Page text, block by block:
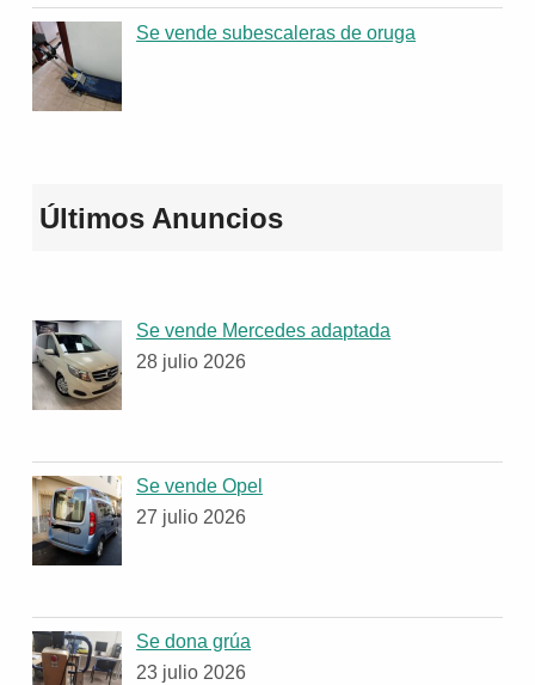
Se vende subescaleras de oruga
Últimos Anuncios
Se vende Mercedes adaptada
28 julio 2026
Se vende Opel
27 julio 2026
Se dona grúa
23 julio 2026